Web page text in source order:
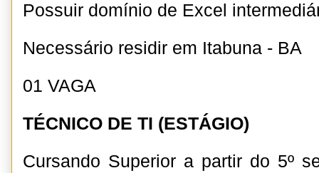
Possuir domínio de Excel
Necessário residir em Itabuna - BA
01 VAGA
TÉCNICO DE TI (ESTÁGIO)
Cursando Superior a partir do 5º